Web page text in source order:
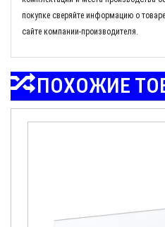
покупке сверяйте информацию о
сайте компании-производителя.
ПОХОЖИЕ